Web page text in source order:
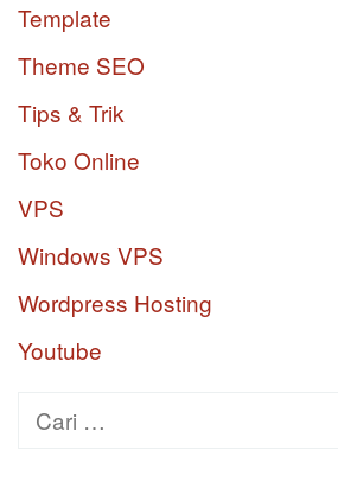
Template
Theme SEO
Tips & Trik
Toko Online
VPS
Windows VPS
Wordpress Hosting
Youtube
Cari